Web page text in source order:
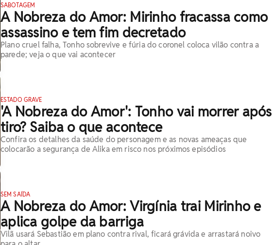
SABOTAGEM
A Nobreza do Amor: Mirinho fracassa como
assassino e tem fim decretado
Plano cruel falha, Tonho sobrevive e fúria do coronel coloca vilão contra a
parede; veja o que vai acontecer
ESTADO GRAVE
'A Nobreza do Amor': Tonho vai morrer após
tiro? Saiba o que acontece
Confira os detalhes da saúde do personagem e as novas ameaças que
colocarão a segurança de Alika em risco nos próximos episódios
SEM SAÍDA
A Nobreza do Amor: Virgínia trai Mirinho e
aplica golpe da barriga
Vilã usará Sebastião em plano contra rival, ficará grávida e arrastará noivo